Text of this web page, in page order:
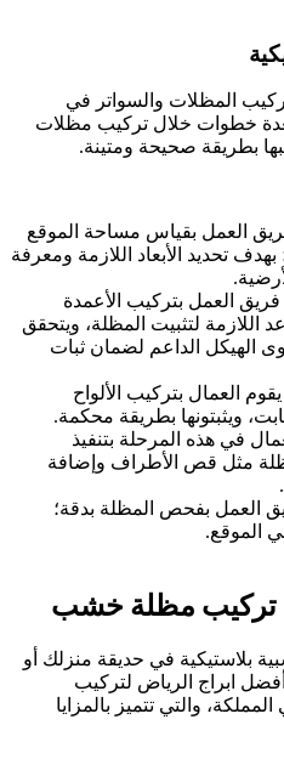
المظلات والسواتر في
خطوات خلال تركيب مظلات
بطريقة صحيحة ومتينة.
العمل بقياس مساحة الموقع
تحديد الأبعاد اللازمة ومعرفة
فريق العمل بتركيب الأعمدة
اللازمة لتثبيت المظلة، ويتحقق
الهيكل الداعم لضمان ثبات
العمال بتركيب الألواح
ويثبتونها بطريقة محكمة.
في هذه المرحلة بتنفيذ
مثل قص الأطراف وإضافة
العمل بفحص المظلة بدقة؛
الموقع.
تركيب مظلة خشب
بلاستيكية في حديقة منزلك أو
ابراج الرياض لتركيب
والتي تتميز بالمزايا